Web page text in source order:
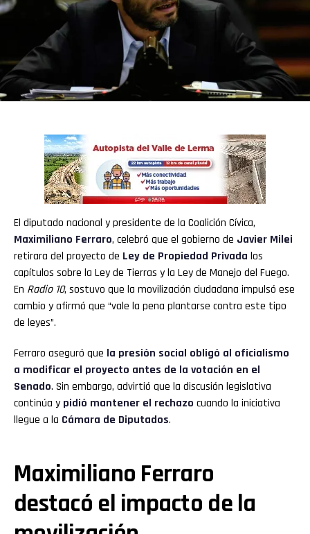
El diputado nacional y presidente de la Coalición Cívica,
Maximiliano Ferraro, celebró que el gobierno de Javier Milei
retirara del proyecto de Ley de Propiedad Privada los
capítulos sobre la Ley de Tierras y la Ley de Manejo del Fuego.
En Radio 10, sostuvo que la movilización ciudadana impulsó ese
cambio y afirmó que “vale la pena plantarse contra este tipo
de leyes”.
Ferraro aseguró que la presión social obligó al oficialismo
a modificar el proyecto antes de la votación en el
Senado. Sin embargo, advirtió que la discusión legislativa
continúa y pidió mantener el rechazo cuando la iniciativa
llegue a la Cámara de Diputados.
Maximiliano Ferraro
destacó el impacto de la